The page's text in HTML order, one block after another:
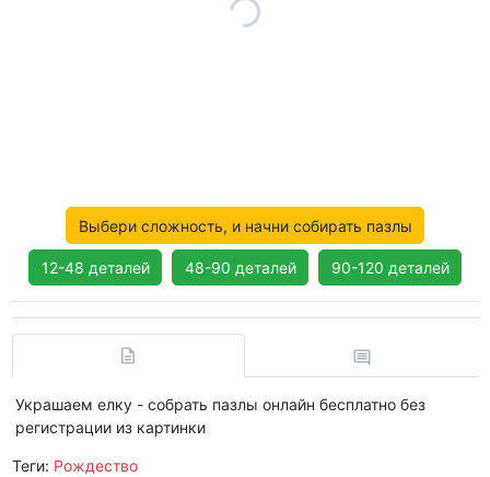
Выбери сложность, и начни собирать пазлы
12-48 деталей 48-90 деталей 90-120 деталей
Украшаем елку - собрать пазлы онлайн бесплатно без
регистрации из картинки
Теги: Рождество